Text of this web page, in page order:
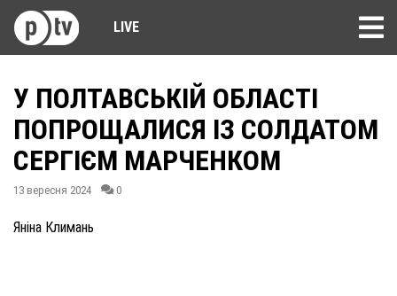
LIVE
У ПОЛТАВСЬКІЙ ОБЛАСТІ
ПОПРОЩАЛИСЯ ІЗ СОЛДАТОМ
СЕРГІЄМ МАРЧЕНКОМ
13 вересня 2024 0
Яніна Климань